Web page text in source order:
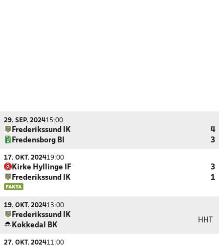
29. SEP. 202415:00
Frederikssund IK
4
Fredensborg BI
3
17. OKT. 202419:00
Kirke Hyllinge IF
3
Frederikssund IK
1
19. OKT. 202413:00
Frederikssund IK
Kokkedal BK
HHT
27. OKT. 202411:00